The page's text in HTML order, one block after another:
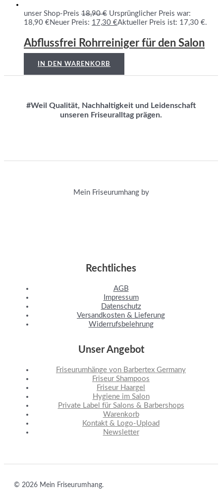
unser Shop-Preis 18,90€ Ursprünglicher Preis war:
18,90 €Neuer Preis: 17,30 €Aktueller Preis ist: 17,30 €.
Abflussfrei Rohrreiniger für den Salon
IN DEN WARENKORB
#Weil Qualität, Nachhaltigkeit und Leidenschaft
unseren Friseuralltag prägen.
Mein Friseurumhang by
Rechtliches
AGB
Impressum
Datenschutz
Versandkosten & Lieferung
Widerrufsbelehrung
Unser Angebot
Friseurumhänge von Barbertex Germany
Friseur Shampoos
Friseur Haargel
Hygiene im Salon
Private Label für Salons & Barbershops
Warenkorb
Kontakt & Logo-Upload
Newsletter
© 2026 Mein Friseurumhang.